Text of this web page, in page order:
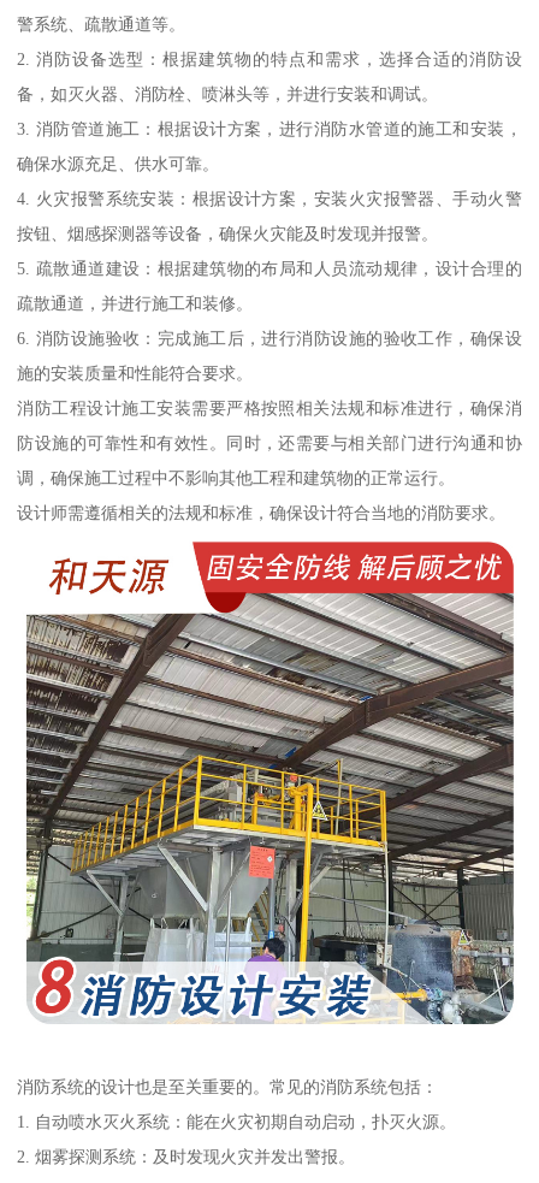
警系统、疏散通道等。
2. 消防设备选型：根据建筑物的特点和需求，选择合适的消防设
备，如灭火器、消防栓、喷淋头等，并进行安装和调试。
3. 消防管道施工：根据设计方案，进行消防水管道的施工和安装，
确保水源充足、供水可靠。
4. 火灾报警系统安装：根据设计方案，安装火灾报警器、手动火警
按钮、烟感探测器等设备，确保火灾能及时发现并报警。
5. 疏散通道建设：根据建筑物的布局和人员流动规律，设计合理的
疏散通道，并进行施工和装修。
6. 消防设施验收：完成施工后，进行消防设施的验收工作，确保设
施的安装质量和性能符合要求。
消防工程设计施工安装需要严格按照相关法规和标准进行，确保消
防设施的可靠性和有效性。同时，还需要与相关部门进行沟通和协
调，确保施工过程中不影响其他工程和建筑物的正常运行。
设计师需遵循相关的法规和标准，确保设计符合当地的消防要求。
消防系统的设计也是至关重要的。常见的消防系统包括：
1. 自动喷水灭火系统：能在火灾初期自动启动，扑灭火源。
2. 烟雾探测系统：及时发现火灾并发出警报。